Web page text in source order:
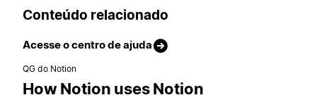
Conteúdo relacionado
Acesse o centro de ajuda
QG do Notion
How Notion uses Notion